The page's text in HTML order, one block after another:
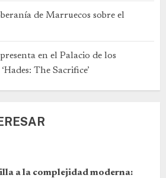
de Marruecos sobre el
en el Palacio de los
The Sacrifice’
a la complejidad moderna: